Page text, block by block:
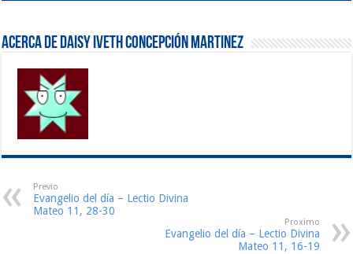
Acerca de Daisy Iveth Concepción Martinez
Previo
Evangelio del día – Lectio Divina
Mateo 11, 28-30
Proximo
Evangelio del día – Lectio Divina
Mateo 11, 16-19